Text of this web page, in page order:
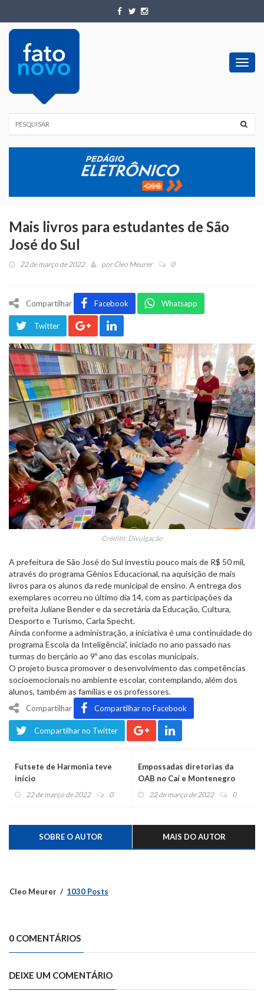
Mais livros para estudantes de São
José do Sul
22 de março de 2022 porCleo Meurer 0
Compartilhar Facebook Whatsapp
Twitter
Crédito: Divulgação
A prefeitura de São José do Sul investiu pouco mais de R$ 50 mil,
através do programa Gênios Educacional, na aquisição de mais
livros para os alunos da rede municipal de ensino. A entrega dos
exemplares ocorreu no último dia 14, com as participações da
prefeita Juliane Bender e da secretária da Educação, Cultura,
Desporto e Turismo, Carla Specht.
Ainda conforme a administração, a iniciativa é uma continuidade do
programa Escola da Inteligência”, iniciado no ano passado nas
turmas do berçário ao 9º ano das escolas municipais.
O projeto busca promover o desenvolvimento das competências
socioemocionais no ambiente escolar, contemplando, além dos
alunos, também as famílias e os professores.
Compartilhar Compartilhar no Facebook
Compartilhar no Twitter
Futsete de Harmonia teve
início
22 de março de 2022 0
Empossadas diretorias da
OAB no Caí e Montenegro
22 de março de 2022 0
SOBRE O AUTOR MAIS DO AUTOR
Cleo Meurer 1030 Posts
0 COMENTÁRIOS
DEIXE UM COMENTÁRIO